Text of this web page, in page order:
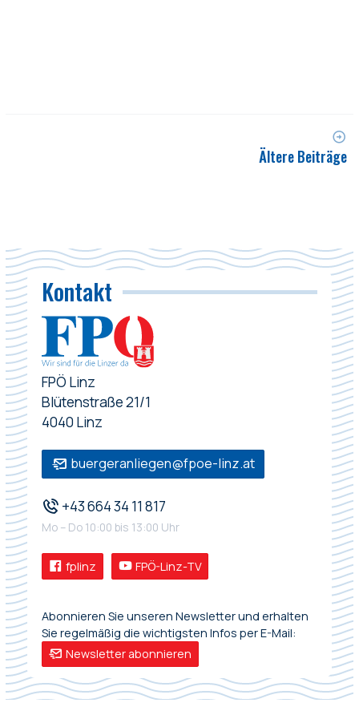
Ältere Beiträge
Kontakt
FPÖ Linz
Blütenstraße 21/1
4040 Linz
buergeranliegen@fpoe-linz.at
+43 664 34 11 817
Mo – Do 10:00 bis 13:00 Uhr
fplinz FPÖ-Linz-TV
Abonnieren Sie unseren Newsletter und erhalten
Sie regelmäßig die wichtigsten Infos per E-Mail:
Newsletter abonnieren